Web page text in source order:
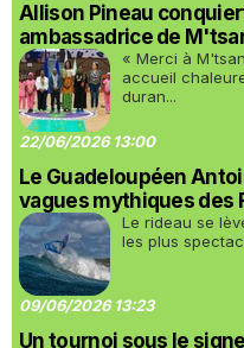
Allison Pineau
ambassadrice de
« Merci à
accueil
duran...
22/06/2026 13:00
Le Guadeloupéen
vagues mythiques des
Le rideau se
les plus
09/06/2026 13:23
Un tournoi sous le signe